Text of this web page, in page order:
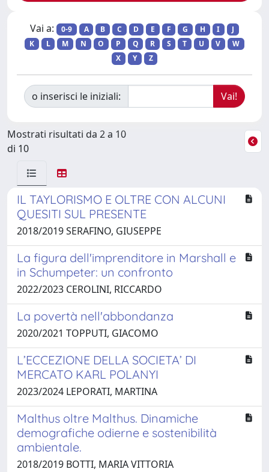
Vai a: 0-9 A B C D E F G H I
J
K
L M N O P Q R S T U V
W
X
Y Z
o inserisci le iniziali:
Mostrati risultati da 2 a 10
di 10
IL TAYLORISMO E OLTRE CON ALCUNI
QUESITI SUL PRESENTE
2018/2019 SERAFINO, GIUSEPPE
La figura dell'imprenditore in Marshall e
in Schumpeter: un confronto
2022/2023 CEROLINI, RICCARDO
La povertà nell'abbondanza
2020/2021 TOPPUTI, GIACOMO
L’ECCEZIONE DELLA SOCIETA’ DI
MERCATO KARL POLANYI
2023/2024 LEPORATI, MARTINA
Malthus oltre Malthus. Dinamiche
demografiche odierne e sostenibilità
ambientale.
2018/2019 BOTTI, MARIA VITTORIA